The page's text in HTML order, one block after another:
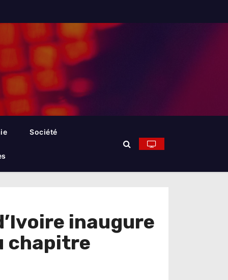
Société
inaugure
chapitre